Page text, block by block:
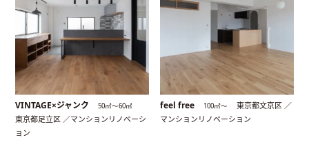
VINTAGE×ジャンク 50㎡〜60㎡
東京都足立区 ／マンションリノベーシ
ョン
feel free 100㎡〜
東京都文京区 ／
マンションリノベーション